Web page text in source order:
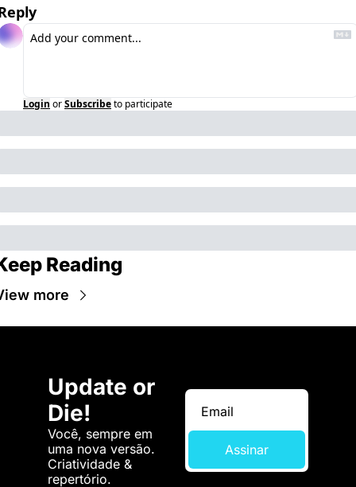
Login orSubscribeto participate
Reading
more
Update or
Die!
Você, sempre em
uma nova versão.
Criatividade &
repertório.
Assinar